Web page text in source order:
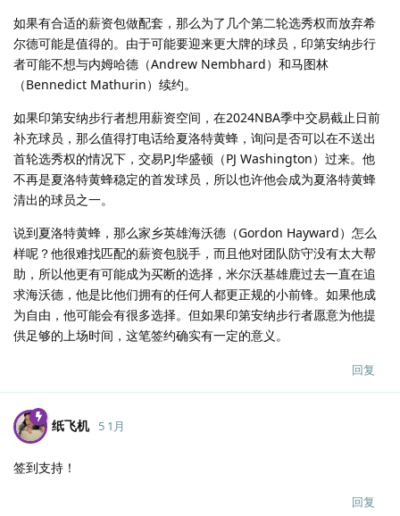
如果有合适的薪资包做配套，那么为了几个第二轮选秀权而放弃希
尔德可能是值得的。由于可能要迎来更大牌的球员，印第安纳步行
者可能不想与内姆哈德（Andrew Nembhard）和马图林
（Bennedict Mathurin）续约。
如果印第安纳步行者想用薪资空间，在2024NBA季中交易截止日前
补充球员，那么值得打电话给夏洛特黄蜂，询问是否可以在不送出
首轮选秀权的情况下，交易P.J华盛顿（PJ Washington）过来。他
不再是夏洛特黄蜂稳定的首发球员，所以也许他会成为夏洛特黄蜂
清出的球员之一。
说到夏洛特黄蜂，那么家乡英雄海沃德（Gordon Hayward）怎么
样呢？他很难找匹配的薪资包脱手，而且他对团队防守没有太大帮
助，所以他更有可能成为买断的选择，米尔沃基雄鹿过去一直在追
求海沃德，他是比他们拥有的任何人都更正规的小前锋。如果他成
为自由，他可能会有很多选择。但如果印第安纳步行者愿意为他提
供足够的上场时间，这笔签约确实有一定的意义。
回复
纸飞机 5 1月
签到支持！
回复